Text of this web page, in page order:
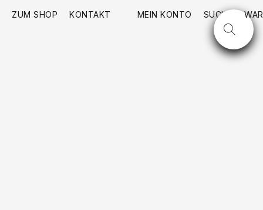
ZUM SHOP KONTAKT MEIN KONTO SUCHE